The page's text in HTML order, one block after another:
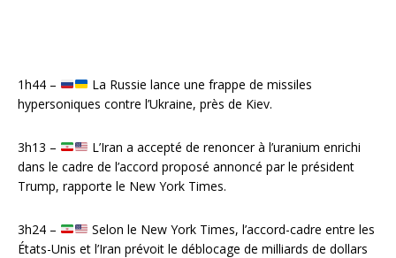
1h44 –
La Russie lance une frappe de missiles
hypersoniques contre l’Ukraine, près de Kiev.
3h13 –
L’Iran a accepté de renoncer à l’uranium enrichi
dans le cadre de l’accord proposé annoncé par le président
Trump, rapporte le New York Times.
3h24 –
Selon le New York Times, l’accord-cadre entre les
États-Unis et l’Iran prévoit le déblocage de milliards de dollars